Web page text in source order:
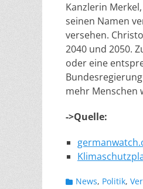
Kanzlerin
seinen Namen
versehen.
2040 und 2050.
oder eine
mehr Menschen
->Quelle:
Kategorien
News, Politik,